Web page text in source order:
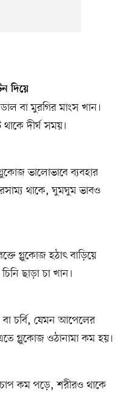
দিয়ে
বা মুরগির মাংস খান।
দীর্ঘ সময়।
ভালোভাবে ব্যবহার
থাকে, ঘুমঘুম ভাবও
গ্লুকোজ হঠাৎ বাড়িয়ে
ছাড়া চা খান।
চর্বি, যেমন আপেলের
গ্লুকোজ ওঠানামা কম হয়।
কম পড়ে, শরীরও থাকে